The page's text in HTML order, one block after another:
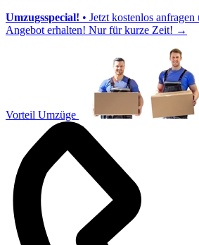
Umzugsspecial! • Jetzt kostenlos
Angebot erhalten! Nur für kurze Zeit! →
Vorteil Umzüge